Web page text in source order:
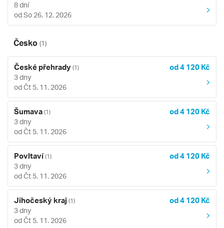
8 dní
od So 26. 12. 2026
Česko (1)
České přehrady (1) od 4 120 Kč
3 dny
od Čt 5. 11. 2026
Šumava (1) od 4 120 Kč
3 dny
od Čt 5. 11. 2026
Povltaví(1) od 4 120 Kč
3 dny
od Čt 5. 11. 2026
Jihočeský kraj (1) od 4 120 Kč
3 dny
od Čt 5. 11. 2026